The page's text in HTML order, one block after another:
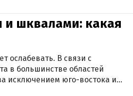
и шквалами: какая
ослабевать. В связи с
в большинстве областей
исключением юго-востока и